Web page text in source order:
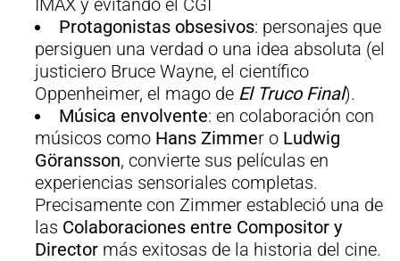
IMAX y evitando el CGI
Protagonistas obsesivos: personajes que
persiguen una verdad o una idea absoluta (el
justiciero Bruce Wayne, el científico
Oppenheimer, el mago de El Truco Final).
Música envolvente: en colaboración con
músicos como Hans Zimmer o Ludwig
Göransson, convierte sus películas en
experiencias sensoriales completas.
Precisamente con Zimmer estableció una de
las Colaboraciones entre Compositor y
Directormás exitosas de la historia del cine.